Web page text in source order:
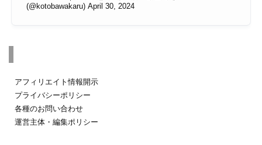
(@kotobawakaru) April 30, 2024
アフィリエイト情報開示
プライバシーポリシー
各種のお問い合わせ
運営主体・編集ポリシー